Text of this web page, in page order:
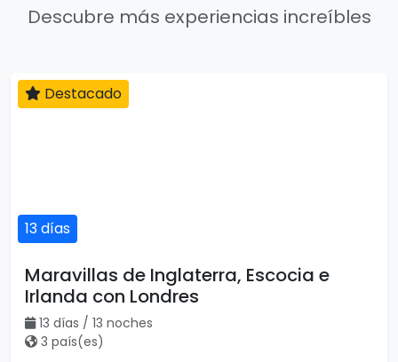
Descubre más experiencias increíbles
13 días
Destacado
Maravillas de Inglaterra, Escocia e
Irlanda con Londres
13 días / 13 noches
3 país(es)